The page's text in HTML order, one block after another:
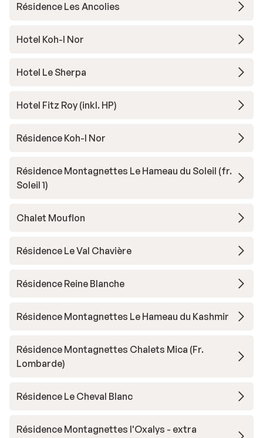
Résidence Les Ancolies
Hotel Koh-I Nor
Hotel Le Sherpa
Hotel Fitz Roy (inkl. HP)
Résidence Koh-I Nor
Résidence Montagnettes Le Hameau du Soleil (fr.
Soleil 1)
Chalet Mouflon
Résidence Le Val Chavière
Résidence Reine Blanche
Résidence Montagnettes Le Hameau du Kashmir
Résidence Montagnettes Chalets Mica (Fr.
Lombarde)
Résidence Le Cheval Blanc
Résidence Montagnettes l'Oxalys - extra